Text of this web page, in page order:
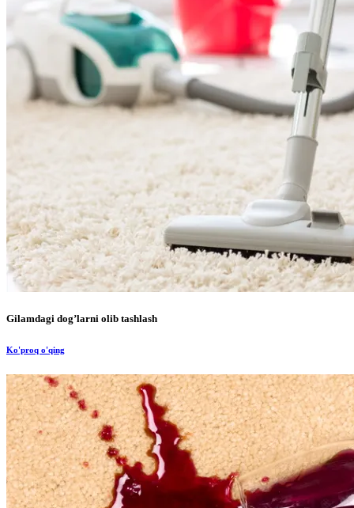
Gilamdagi dog’larni olib tashlash
Ko'proq o'qing